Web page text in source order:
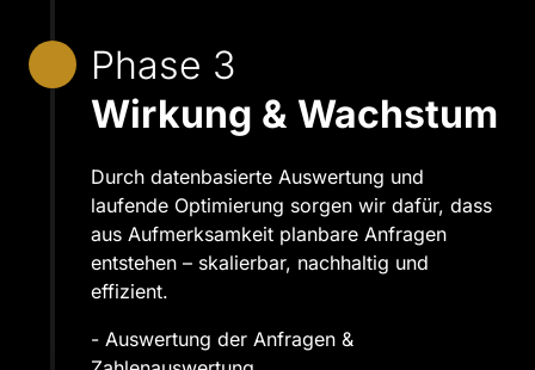
Phase 3
Durch datenbasierte Auswertung und
laufende Optimierung sorgen wir dafür, dass
aus Aufmerksamkeit planbare Anfragen
entstehen – skalierbar, nachhaltig und
effizient.
- Auswertung der Anfragen &